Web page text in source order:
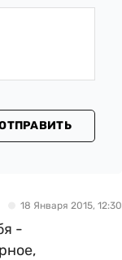
18 Января 2015, 12:30
-